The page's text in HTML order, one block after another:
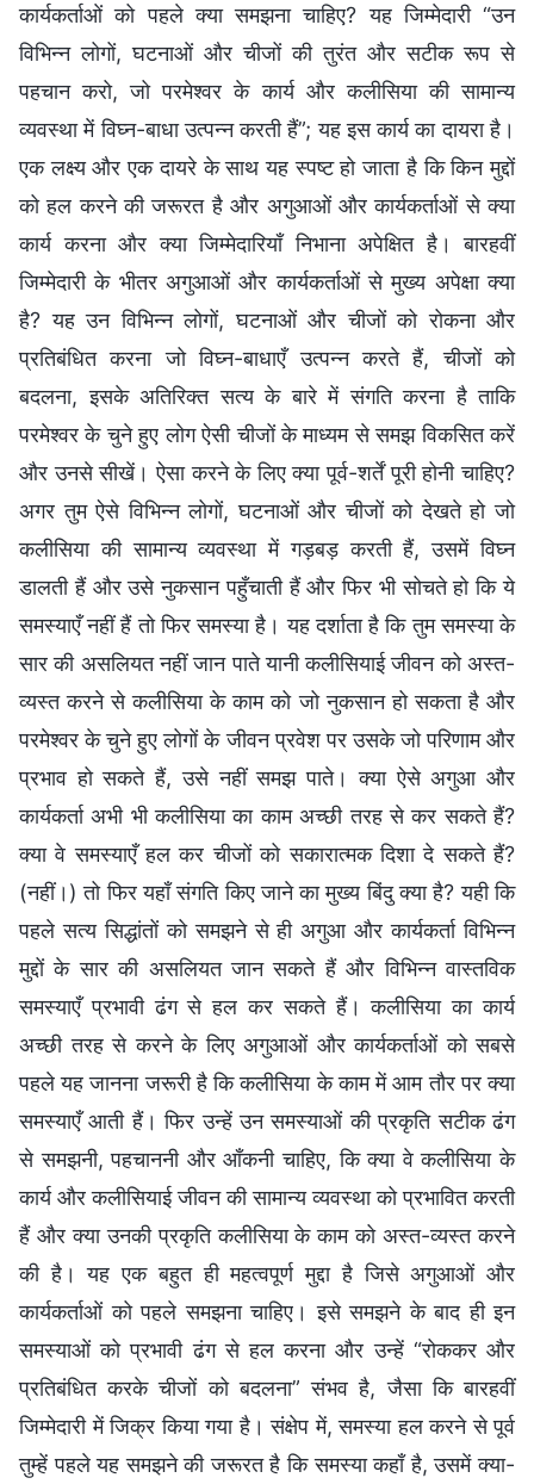
कार्यकर्ताओं को पहले क्या समझना चाहिए? यह जिम्मेदारी “उन
विभिन्न लोगों, घटनाओं और चीजों की तुरंत और सटीक रूप से
पहचान करो, जो परमेश्वर के कार्य और कलीसिया की सामान्य
व्यवस्था में विघ्न-बाधा उत्पन्न करती हैं”; यह इस कार्य का दायरा है।
एक लक्ष्य और एक दायरे के साथ यह स्पष्ट हो जाता है कि किन मुद्दों
को हल करने की जरूरत है और अगुआओं और कार्यकर्ताओं से क्या
कार्य करना और क्या जिम्मेदारियाँ निभाना अपेक्षित है। बारहवीं
जिम्मेदारी के भीतर अगुआओं और कार्यकर्ताओं से मुख्य अपेक्षा क्या
है? यह उन विभिन्न लोगों, घटनाओं और चीजों को रोकना और
प्रतिबंधित करना जो विघ्न-बाधाएँ उत्पन्न करते हैं, चीजों को
बदलना, इसके अतिरिक्त सत्य के बारे में संगति करना है ताकि
परमेश्वर के चुने हुए लोग ऐसी चीजों के माध्यम से समझ विकसित करें
और उनसे सीखें। ऐसा करने के लिए क्या पूर्व-शर्तें पूरी होनी चाहिए?
अगर तुम ऐसे विभिन्न लोगों, घटनाओं और चीजों को देखते हो जो
कलीसिया की सामान्य व्यवस्था में गड़बड़ करती हैं, उसमें विघ्न
डालती हैं और उसे नुकसान पहुँचाती हैं और फिर भी सोचते हो कि ये
समस्याएँ नहीं हैं तो फिर समस्या है। यह दर्शाता है कि तुम समस्या के
सार की असलियत नहीं जान पाते यानी कलीसियाई जीवन को अस्त-
व्यस्त करने से कलीसिया के काम को जो नुकसान हो सकता है और
परमेश्वर के चुने हुए लोगों के जीवन प्रवेश पर उसके जो परिणाम और
प्रभाव हो सकते हैं, उसे नहीं समझ पाते। क्या ऐसे अगुआ और
कार्यकर्ता अभी भी कलीसिया का काम अच्छी तरह से कर सकते हैं?
क्या वे समस्याएँ हल कर चीजों को सकारात्मक दिशा दे सकते हैं?
(नहीं।) तो फिर यहाँ संगति किए जाने का मुख्य बिंदु क्या है? यही कि
पहले सत्य सिद्धांतों को समझने से ही अगुआ और कार्यकर्ता विभिन्न
मुद्दों के सार की असलियत जान सकते हैं और विभिन्न वास्तविक
समस्याएँ प्रभावी ढंग से हल कर सकते हैं। कलीसिया का कार्य
अच्छी तरह से करने के लिए अगुआओं और कार्यकर्ताओं को सबसे
पहले यह जानना जरूरी है कि कलीसिया के काम में आम तौर पर क्या
समस्याएँ आती हैं। फिर उन्हें उन समस्याओं की प्रकृति सटीक ढंग
से समझनी, पहचाननी और आँकनी चाहिए, कि क्या वे कलीसिया के
कार्य और कलीसियाई जीवन की सामान्य व्यवस्था को प्रभावित करती
हैं और क्या उनकी प्रकृति कलीसिया के काम को अस्त-व्यस्त करने
की है। यह एक बहुत ही महत्वपूर्ण मुद्दा है जिसे अगुआओं और
कार्यकर्ताओं को पहले समझना चाहिए। इसे समझने के बाद ही इन
समस्याओं को प्रभावी ढंग से हल करना और उन्हें “रोककर और
प्रतिबंधित करके चीजों को बदलना” संभव है, जैसा कि बारहवीं
जिम्मेदारी में जिक्र किया गया है। संक्षेप में, समस्या हल करने से पूर्व
तुम्हें पहले यह समझने की जरूरत है कि समस्या कहाँ है, उसमें क्या-